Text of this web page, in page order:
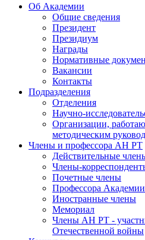
Об Академии
Общие сведения
Президент
Президиум
Награды
Нормативные
Вакансии
Контакты
Подразделения
Отделения
Научно-
Организации,
методическим
Члены и профессора АН РТ
Действительные
Члены-
Почетные члены
Профессора
Иностранные члены
Мемориал
Члены АН РТ -
Отечественной войны